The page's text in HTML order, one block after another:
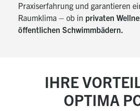
Praxiserfahrung und garantieren
Raumklima – ob in privaten
öffentlichen Schwimmbädern.
IHRE
OPTIMA